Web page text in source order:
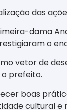
das
dama
o
vetor de
prefeito.
boas
cultural e